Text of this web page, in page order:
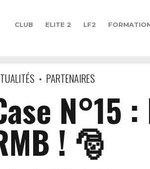
CLUB ELITE 2 LF2
PARTENAIRES
N°15
! 🎅